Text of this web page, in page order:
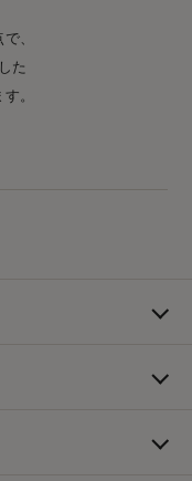
、
た
。